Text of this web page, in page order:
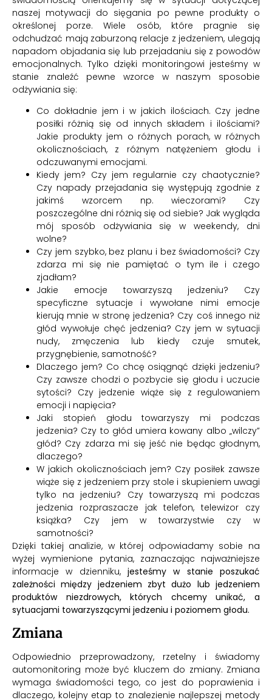
naszej motywacji do sięgania po pewne produkty o
określonej porze. Wiele osób, które pragnie się
odchudzać mają zaburzoną relacje z jedzeniem, ulegają
napadom objadania się lub przejadaniu się z powodów
emocjonalnych. Tylko dzięki monitoringowi jesteśmy w
stanie znaleźć pewne wzorce w naszym sposobie
odżywiania się:
Co dokładnie jem i w jakich ilościach. Czy jedne
posiłki różnią się od innych składem i ilościami?
Jakie produkty jem o różnych porach, w różnych
okolicznościach, z różnym natężeniem głodu i
odczuwanymi emocjami.
Kiedy jem? Czy jem regularnie czy chaotycznie?
Czy napady przejadania się występują zgodnie z
jakimś wzorcem np. wieczorami? Czy
poszczególne dni różnią się od siebie? Jak wygląda
mój sposób odżywiania się w weekendy, dni
wolne?
Czy jem szybko, bez planu i bez świadomości? Czy
zdarza mi się nie pamiętać o tym ile i czego
zjadłam?
Jakie emocje towarzyszą jedzeniu? Czy
specyficzne sytuacje i wywołane nimi emocje
kierują mnie w stronę jedzenia? Czy coś innego niż
głód wywołuje chęć jedzenia? Czy jem w sytuacji
nudy, zmęczenia lub kiedy czuje smutek,
przygnębienie, samotność?
Dlaczego jem? Co chcę osiągnąć dzięki jedzeniu?
Czy zawsze chodzi o pozbycie się głodu i uczucie
sytości? Czy jedzenie wiąże się z regulowaniem
emocji i napięcia?
Jaki stopień głodu towarzyszy mi podczas
jedzenia? Czy to głód umiera kowany albo „wilczy”
głód? Czy zdarza mi się jeść nie będąc głodnym,
dlaczego?
W jakich okolicznościach jem? Czy posiłek zawsze
wiąże się z jedzeniem przy stole i skupieniem uwagi
tylko na jedzeniu? Czy towarzyszą mi podczas
jedzenia rozpraszacze jak telefon, telewizor czy
książka? Czy jem w towarzystwie czy w
samotności?
Dzięki takiej analizie, w której odpowiadamy sobie na
wyżej wymienione pytania, zaznaczając najważniejsze
informacje w dzienniku, jesteśmy w stanie poszukać
zależności między jedzeniem zbyt dużo lub jedzeniem
produktów niezdrowych, których chcemy unikać, a
sytuacjami towarzyszącymi jedzeniu i poziomem głodu.
Zmiana
Odpowiednio przeprowadzony, rzetelny i świadomy
automonitoring może być kluczem do zmiany. Zmiana
wymaga świadomości tego, co jest do poprawienia i
dlaczego, kolejny etap to znalezienie najlepszej metody